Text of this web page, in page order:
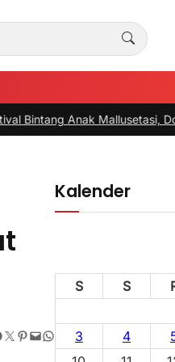
Mallusetasi, Dorong
Twitter Pinterest Mail WhatsApp
Kalender
S
S
3
4